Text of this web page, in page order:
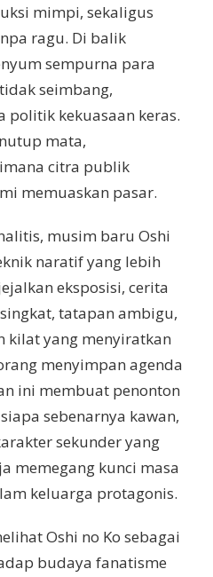
mimpi, sekaligus
ragu. Di balik
sempurna para
seimbang,
politik kekuasaan keras.
mata,
citra publik
memuaskan pasar.
musim baru Oshi
naratif yang lebih
eksposisi, cerita
tatapan ambigu,
kilat yang menyiratkan
menyimpan agenda
ini membuat penonton
sebenarnya kawan,
sekunder yang
memegang kunci masa
keluarga protagonis.
Oshi no Ko sebagai
budaya fanatisme